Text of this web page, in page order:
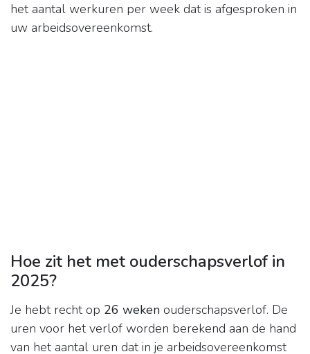
het aantal werkuren per week dat is afgesproken in
uw arbeidsovereenkomst.
Hoe zit het met ouderschapsverlof in
2025?
Je hebt recht op 26 weken ouderschapsverlof. De
uren voor het verlof worden berekend aan de hand
van het aantal uren dat in je arbeidsovereenkomst